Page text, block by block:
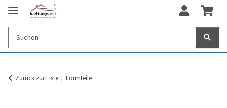
Zurück zur Liste Formteile